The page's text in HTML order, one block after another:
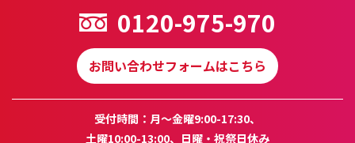
0120-975-970
お問い合わせフォームはこちら
受付時間：月～金曜9:00-17:30、
土曜10:00-13:00、日曜・祝祭日休み